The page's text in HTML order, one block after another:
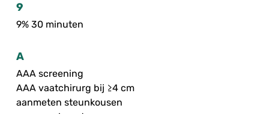
9
9% 30 minuten
A
AAA screening
AAA vaatchirurg bij ≥4 cm
aanmeten steunkousen